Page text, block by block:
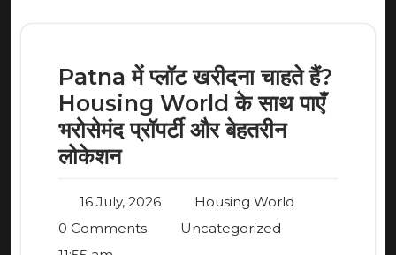
Patna में प्लॉट खरीदना चाहते हैं?
Housing World के साथ पाएँ
भरोसेमंद प्रॉपर्टी और बेहतरीन
लोकेशन
16 July, 2026
Housing World
0 Comments
Uncategorized